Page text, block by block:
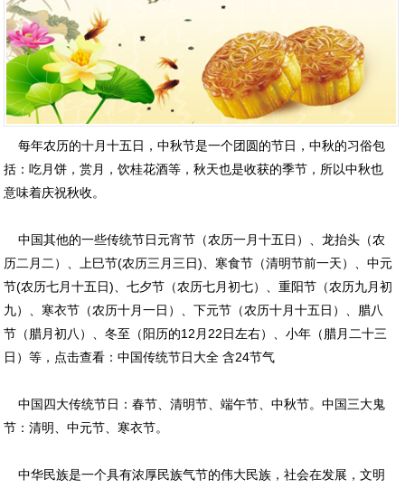
每年农历的十月十五日，中秋节是一个团圆的节日，中秋的习俗包
括：吃月饼，赏月，饮桂花酒等，秋天也是收获的季节，所以中秋也
意味着庆祝秋收。
中国其他的一些传统节日元宵节（农历一月十五日）、龙抬头（农
历二月二）、上巳节(农历三月三日)、寒食节（清明节前一天）、中元
节(农历七月十五日)、七夕节（农历七月初七）、重阳节（农历九月初
九）、寒衣节（农历十月一日）、下元节（农历十月十五日）、腊八
节（腊月初八）、冬至（阳历的12月22日左右）、小年（腊月二十三
日）等，点击查看：中国传统节日大全 含24节气
中国四大传统节日：春节、清明节、端午节、中秋节。中国三大鬼
节：清明、中元节、寒衣节。
中华民族是一个具有浓厚民族气节的伟大民族，社会在发展，文明